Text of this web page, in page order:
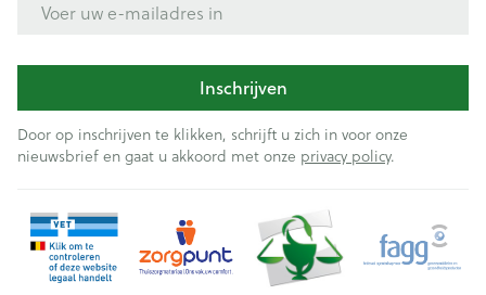
Inschrijven
Door op inschrijven te klikken, schrijft u zich in voor onze
nieuwsbrief en gaat u akkoord met onze privacy policy.